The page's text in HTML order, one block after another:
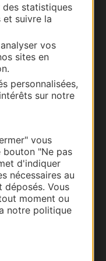
des statistiques
et suivre la
vos
sites en
personnalisées,
sur notre
vous
bouton "Ne pas
d'indiquer
nécessaires au
Vous
moment ou
notre politique